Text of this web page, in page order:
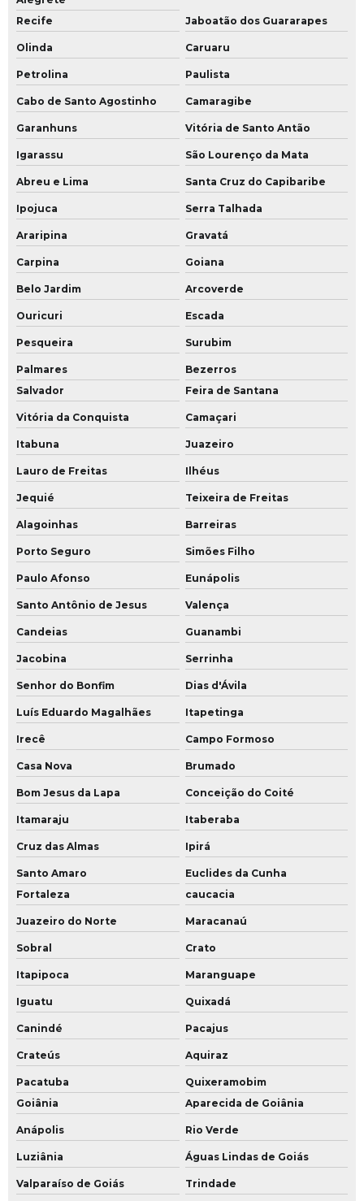
Recife
Jaboatão dos Guararapes
Olinda Caruaru
Petrolina Paulista
Cabo de Santo Agostinho Camaragibe
Garanhuns Vitória de Santo Antão
Igarassu São Lourenço da Mata
Abreu e Lima Santa Cruz do Capibaribe
Ipojuca Serra Talhada
Araripina Gravatá
Carpina Goiana
Belo Jardim Arcoverde
Ouricuri Escada
Pesqueira Surubim
Palmares
Bezerros
Salvador
Feira de Santana
Vitória da Conquista Camaçari
Itabuna Juazeiro
Lauro de Freitas Ilhéus
Jequié Teixeira de Freitas
Alagoinhas Barreiras
Porto Seguro Simões Filho
Paulo Afonso Eunápolis
Santo Antônio de Jesus Valença
Candeias Guanambi
Jacobina Serrinha
Senhor do Bonfim Dias d'Ávila
Luís Eduardo Magalhães Itapetinga
Irecê Campo Formoso
Casa Nova Brumado
Bom Jesus da Lapa Conceição do Coité
Itamaraju Itaberaba
Cruz das Almas Ipirá
Santo Amaro
Euclides da Cunha
Fortaleza
caucacia
Juazeiro do Norte Maracanaú
Sobral Crato
Itapipoca Maranguape
Iguatu Quixadá
Canindé Pacajus
Crateús Aquiraz
Pacatuba
Quixeramobim
Goiânia
Aparecida de Goiânia
Anápolis Rio Verde
Luziânia Águas Lindas de Goiás
Valparaíso de Goiás Trindade